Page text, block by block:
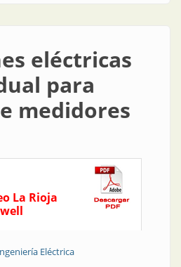
eléctricas
para
medidores
La Rioja
Eléctrica